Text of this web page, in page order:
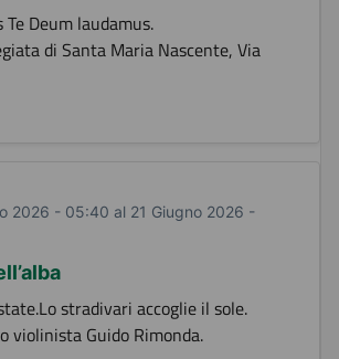
Deum laudamus.
di Santa Maria Nascente, Via
2026 - 05:40 al 21 Giugno 2026 -
stradivari accoglie il sole.
violinista Guido Rimonda.